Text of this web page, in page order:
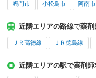
鳴門市 小松島市 阿南市
近隣エリアの路線で薬
ＪＲ高徳線 ＪＲ徳島線
近隣エリアの駅で薬剤師